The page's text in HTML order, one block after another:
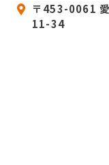
〒453-0061
11-34